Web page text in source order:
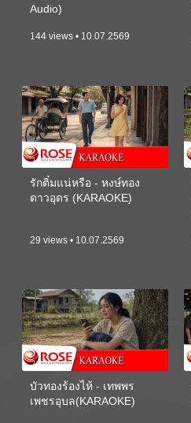
Audio)
144 views • 10.07.2569
รักติ๋มแน่หรือ - หงษ์ทอง
ดาวอุดร (KARAOKE)
29 views • 10.07.2569
บัวทองร้องไห้ - เทพพร
เพชรอุบล(KARAOKE)